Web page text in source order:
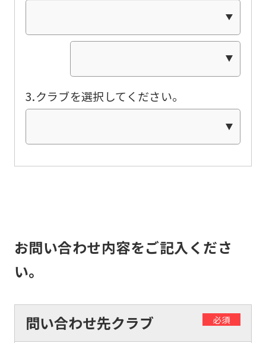
3.クラブを選択してください。
お問い合わせ内容をご記入くださ
い。
問い合わせ先クラブ 必須
return
the
top
you
use
translation
service,